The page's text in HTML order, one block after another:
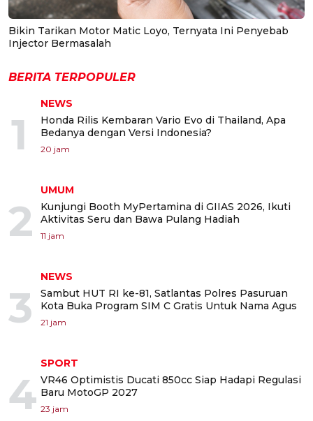
Bikin Tarikan Motor Matic Loyo, Ternyata Ini Penyebab
Injector Bermasalah
BERITA TERPOPULER
1
NEWS
Honda Rilis Kembaran Vario Evo di Thailand, Apa
Bedanya dengan Versi Indonesia?
20 jam
2
UMUM
Kunjungi Booth MyPertamina di GIIAS 2026, Ikuti
Aktivitas Seru dan Bawa Pulang Hadiah
11 jam
3
NEWS
Sambut HUT RI ke-81, Satlantas Polres Pasuruan
Kota Buka Program SIM C Gratis Untuk Nama Agus
21 jam
4
SPORT
VR46 Optimistis Ducati 850cc Siap Hadapi Regulasi
Baru MotoGP 2027
23 jam